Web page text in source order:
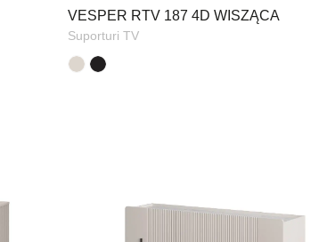
VESPER RTV 187 4D WISZĄCA
Suporturi TV